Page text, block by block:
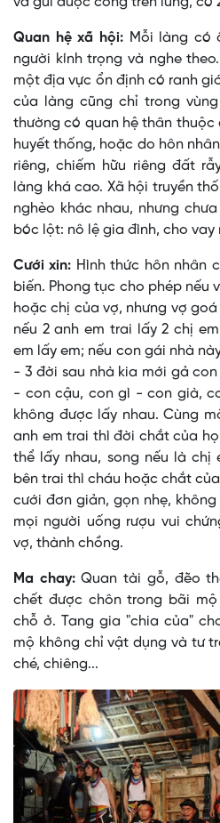
Quan hệ xã hội:Mỗi làng có
người kính trọng và nghe
một địa vực ổn định có ranh
của làng cũng chỉ trong
thường có quan hệ thân thuộc
huyết thống, hoặc do hôn
riêng, chiếm hữu riêng đất
làng khá cao. Xã hội truyền
nghèo khác nhau, nhưng
bóc lột: nô lệ gia đình, cho vay
Cưới xin: Hình thức hôn nhân
biến. Phong tục cho phép nếu
hoặc chị của vợ, nhưng vợ
nếu 2 anh em trai lấy 2 chị
em lấy em; nếu con gái nhà
- 3 đời sau nhà kia mới gả
- con cậu, con gì - con già,
không được lấy nhau. Cùng
anh em trai thì đời chắt của
thể lấy nhau, song nếu là
bên trai thì cháu hoặc chắt
cưới đơn giản, gọn nhẹ,
mọi người uống rượu vui
vợ, thành chồng.
Ma chay:Quan tài gỗ, đẽo
chết được chôn trong bãi
chỗ ở. Tang gia "chia của"
mộ không chỉ vật dụng và tư
ché, chiêng...